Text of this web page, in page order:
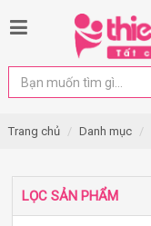
Trang chủ Danh mục
LỌC SẢN PHẨM